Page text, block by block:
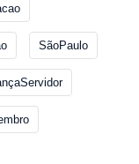
SãoPaulo